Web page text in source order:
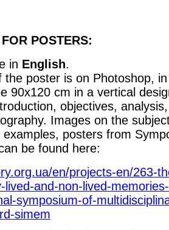
POSTERS:
in English.
poster is on Photoshop, in
90x120 cm in a vertical
objectives, analysis,
Images on the
posters from
be found here:
en/projects-en/263-
lived-and-non-lived-memories-
symposium-of-
simem